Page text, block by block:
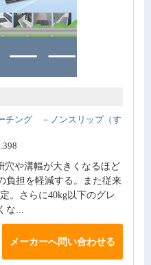
チング －ノンスリップ（す
穴や溝幅が大きくなるほど
負担を軽減する。また従来
。さらに40kg以下のグレ
...
メーカーへ問い合わせる